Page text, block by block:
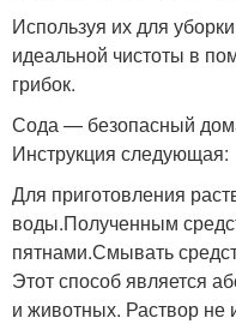
Используя их для
идеальной чистоты в
грибок.
Сода — безопасный
Инструкция следующая:
Для приготовления
воды.Полученным
пятнами.Смывать
Этот способ является
и животных. Раствор не